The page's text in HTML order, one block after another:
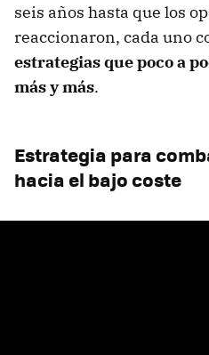
seis años hasta que los
reaccionaron, cada uno
estrategias que poco a
más y más.
Estrategia para
hacia el bajo coste